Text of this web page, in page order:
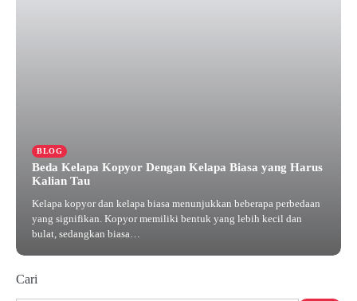
BLOG
Beda Kelapa Kopyor Dengan Kelapa Biasa yang Harus
Kalian Tau
Kelapa kopyor dan kelapa biasa menunjukkan beberapa perbedaan
yang signifikan. Kopyor memiliki bentuk yang lebih kecil dan
bulat, sedangkan biasa…
Desember 13, 2024
Cari